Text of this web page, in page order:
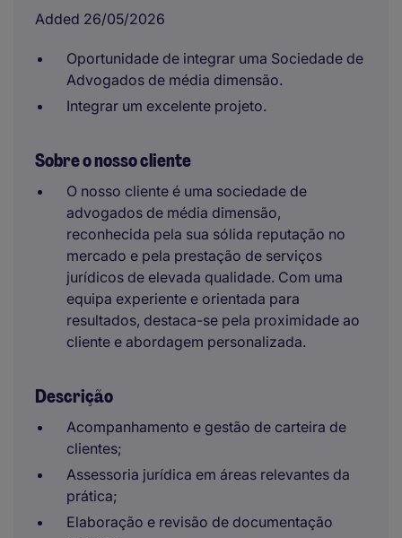
Added 26/05/2026
Oportunidade de integrar uma Sociedade de
Advogados de média dimensão.
Integrar um excelente projeto.
Sobre o nosso cliente
O nosso cliente é uma sociedade de
advogados de média dimensão,
reconhecida pela sua sólida reputação no
mercado e pela prestação de serviços
jurídicos de elevada qualidade. Com uma
equipa experiente e orientada para
resultados, destaca-se pela proximidade ao
cliente e abordagem personalizada.
Descrição
Acompanhamento e gestão de carteira de
clientes;
Assessoria jurídica em áreas relevantes da
prática;
Elaboração e revisão de documentação